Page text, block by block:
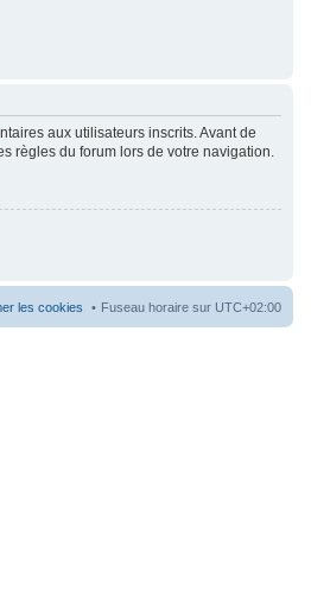
aux utilisateurs inscrits. Avant de
règles du forum lors de votre navigation.
Fuseau horaire sur UTC+02:00
les cookies